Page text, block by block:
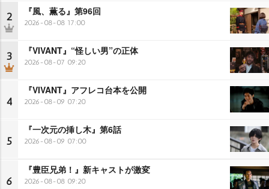
2 『風、薫る』第96回
2026-08-08 17:00
3 『VIVANT』“怪しい男”の正体
2026-08-07 09:20
4
『VIVANT』アフレコ台本を公開
2026-08-09 07:20
5
『一次元の挿し木』第6話
2026-08-09 07:00
6
『豊臣兄弟！』新キャストが激変
2026-08-08 09:20